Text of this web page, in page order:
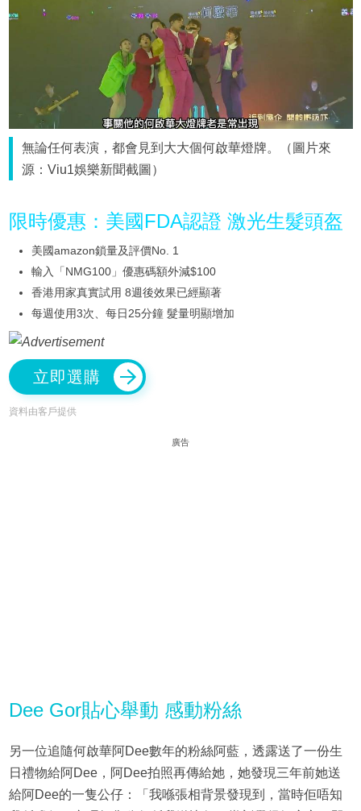
無論任何表演，都會見到大大個何啟華燈牌。（圖片來
源：Viu1娛樂新聞截圖）
限時優惠：美國FDA認證 激光生髮頭盔
美國amazon鎖量及評價No. 1
輸入「NMG100」優惠碼額外減$100
香港用家真實試用 8週後效果已經顯著
每週使用3次、每日25分鐘 髮量明顯增加
立即選購
資料由客戶提供
廣告
Dee Gor貼心舉動 感動粉絲
另一位追隨何啟華阿Dee數年的粉絲阿藍，透露送了一份生
日禮物給阿Dee，阿Dee拍照再傳給她，她發現三年前她送
給阿Dee的一隻公仔：「我喺張相背景發現到，當時佢唔知